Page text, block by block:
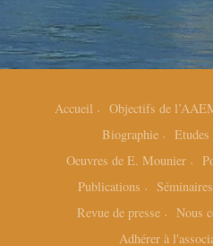
Accueil Objectifs de
Biographie
Oeuvres de E. Mounier
Publications
Séminaires
Revue de presse
Nous
Adhérer à